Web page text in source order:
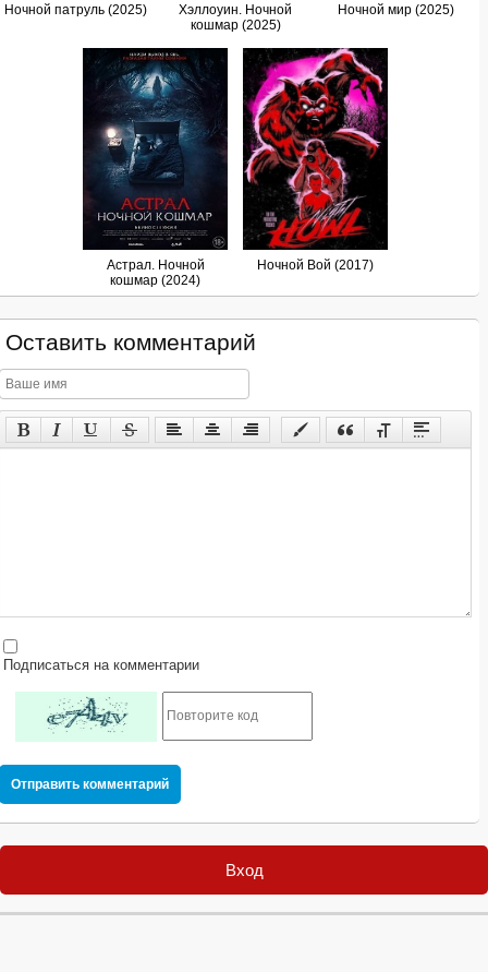
Ночной патруль (2025)
Хэллоуин. Ночной
кошмар (2025)
Ночной мир (2025)
Астрал. Ночной
кошмар (2024)
Ночной Вой (2017)
Оставить комментарий
на комментарии
Отправить комментарий
Вход